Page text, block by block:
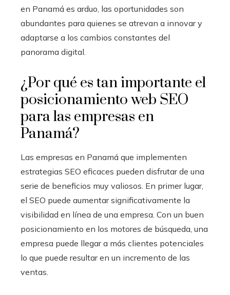
en Panamá es arduo, las oportunidades son
abundantes para quienes se atrevan a innovar y
adaptarse a los cambios constantes del
panorama digital.
¿Por qué es tan importante el
posicionamiento web SEO
para las empresas en
Panamá?
Las empresas en Panamá que implementen
estrategias SEO eficaces pueden disfrutar de una
serie de beneficios muy valiosos. En primer lugar,
el SEO puede aumentar significativamente la
visibilidad en línea de una empresa. Con un buen
posicionamiento en los motores de búsqueda, una
empresa puede llegar a más clientes potenciales
lo que puede resultar en un incremento de las
ventas.